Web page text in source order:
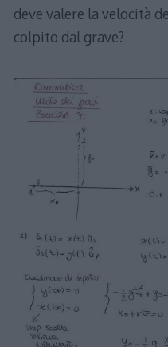
deve valere la velocità
colpito dal grave?